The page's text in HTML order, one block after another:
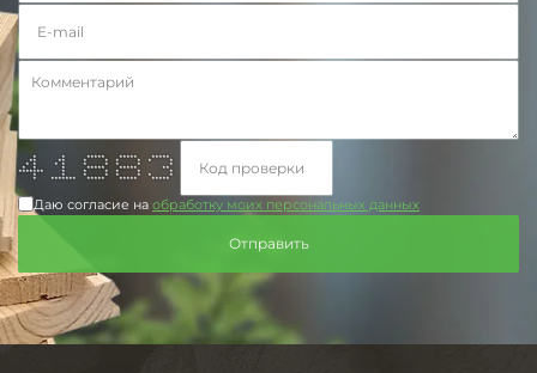
* * ***** ***** *****
** ** * * * * * *
* * * * * * * * *
* * * ***** ***** **
******* * * * * * *
* * * * * * * *
* ******* ***** ***** *****
Даю согласие на обработку моих персональных данных